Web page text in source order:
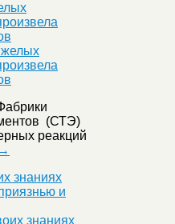
(СТЭ)
реакций
знаниях
и